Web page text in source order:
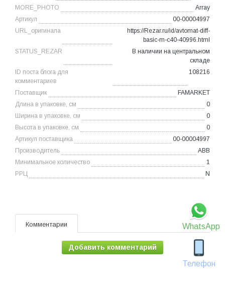
WhatsApp
Телефон
MORE_PHOTO
Array
Артикул
00-00004997
URL_оригинала
https://Rezar.ru/id/avtomat-diff-
basic-m-c40-40996.html
STATUS_REZAR
В наличии на центральном
складе
ID поста блога для
комментариев
108216
Поставщик
FAMARKET
Длина в упаковке, см
0
Ширина в упаковке, см
0
Высота в упаковке, см
0
Артикул поставщика
00-00004997
Производитель
ABB
Минимальное количество
1
РРЦ
N
Комментарии
Добавить комментарий